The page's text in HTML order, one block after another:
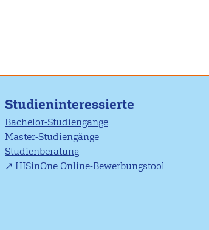
Studieninteressierte
Bachelor-Studiengänge
Master-Studiengänge
Studienberatung
HISinOne Online-Bewerbungstool